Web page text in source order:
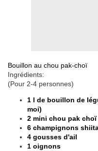
Bouillon au chou pak-choï
Ingrédients:
(Pour 2-4 personnes)
1 l de bouillon de
moi)
2 mini chou pak choï
6 champignons
4 gousses d'ail
1 oignons